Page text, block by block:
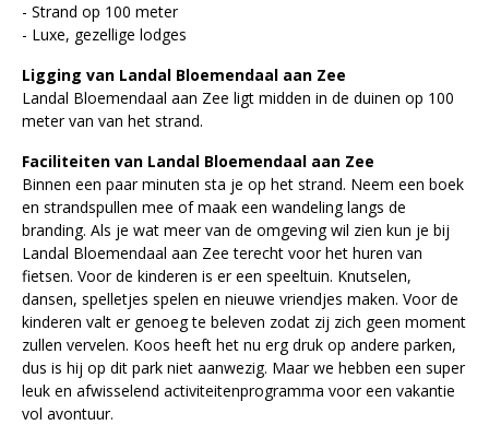
- Strand op 100 meter
- Luxe, gezellige lodges
Ligging van Landal Bloemendaal aan Zee
Landal Bloemendaal aan Zee ligt midden in de duinen op 100
meter van van het strand.
Faciliteiten van Landal Bloemendaal aan Zee
Binnen een paar minuten sta je op het strand. Neem een boek
en strandspullen mee of maak een wandeling langs de
branding. Als je wat meer van de omgeving wil zien kun je bij
Landal Bloemendaal aan Zee terecht voor het huren van
fietsen. Voor de kinderen is er een speeltuin. Knutselen,
dansen, spelletjes spelen en nieuwe vriendjes maken. Voor de
kinderen valt er genoeg te beleven zodat zij zich geen moment
zullen vervelen. Koos heeft het nu erg druk op andere parken,
dus is hij op dit park niet aanwezig. Maar we hebben een super
leuk en afwisselend activiteitenprogramma voor een vakantie
vol avontuur.